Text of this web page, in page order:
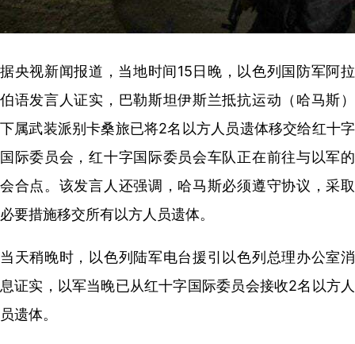
据央视新闻报道，当地时间15日晚，以色列国防军阿拉
伯语发言人证实，巴勒斯坦伊斯兰抵抗运动（哈马斯）
下属武装派别卡桑旅已将2名以方人员遗体移交给红十字
国际委员会，红十字国际委员会车队正在前往与以军的
会合点。该发言人还强调，哈马斯必须遵守协议，采取
必要措施移交所有以方人员遗体。
当天稍晚时，以色列陆军电台援引以色列总理办公室消
息证实，以军当晚已从红十字国际委员会接收2名以方人
员遗体。